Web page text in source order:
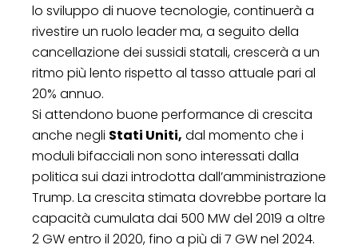
lo sviluppo di nuove tecnologie, continuerà a
rivestire un ruolo leader ma, a seguito della
cancellazione dei sussidi statali, crescerà a un
ritmo più lento rispetto al tasso attuale pari al
20% annuo.
Si attendono buone performance di crescita
anche negli Stati Uniti, dal momento che i
moduli bifacciali non sono interessati dalla
politica sui dazi introdotta dall’amministrazione
Trump. La crescita stimata dovrebbe portare la
capacità cumulata dai 500 MW del 2019 a oltre
2 GW entro il 2020, fino a più di 7 GW nel 2024.